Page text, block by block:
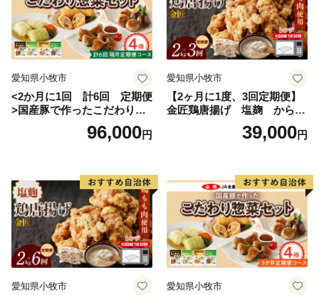
沿岸では平均気温が約16度になり、真冬でも海水温が
10度以下に下がることはなく、冬でも暖かな気候です。
海岸部や離島には亜熱帯植物が分布しています。
愛知県小牧市
<2か月に1回 計6回 定期便
>国産豚で作ったこだわり惣
96,000円
愛知県小牧市
【2ヶ月に1度、3回定期便】
金匠鶏唐揚げ 塩麹 からあ
39,000円
愛知県小牧市 愛知県小牧市